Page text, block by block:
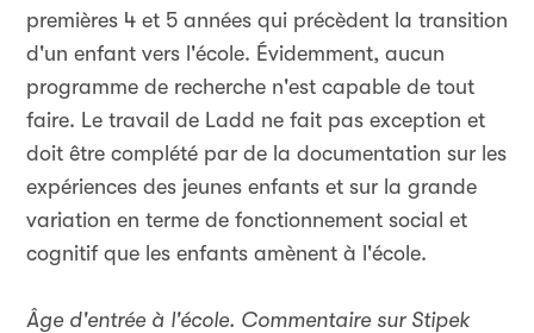
premières 4 et 5 années qui précèdent la transition
d'un enfant vers l'école. Évidemment, aucun
programme de recherche n'est capable de tout
faire. Le travail de Ladd ne fait pas exception et
doit être complété par de la documentation sur les
expériences des jeunes enfants et sur la grande
variation en terme de fonctionnement social et
cognitif que les enfants amènent à l'école.
Âge d'entrée à l'école. Commentaire sur Stipek